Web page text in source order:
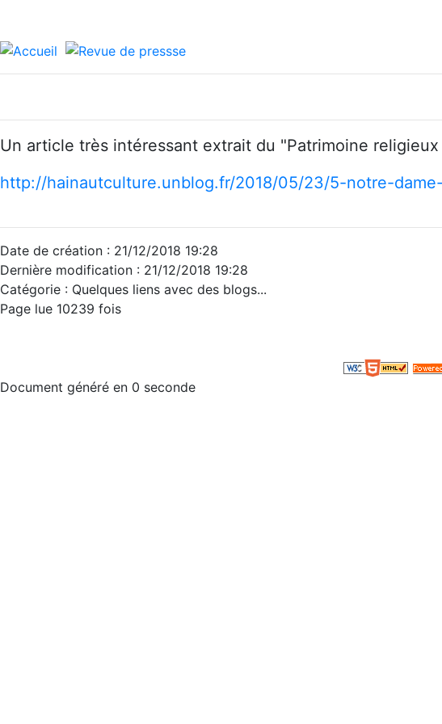
Un article très intéressant extrait du "Patrimoine
http://hainautculture.unblog.fr/2018/05/23/5-notre-
Date de création : 21/12/2018 19:28
Dernière modification : 21/12/2018 19:28
Catégorie : Quelques liens avec des blogs...
Page lue 10239 fois
Document généré en 0 seconde